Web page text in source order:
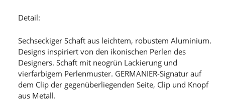
Detail:
Sechseckiger Schaft aus leichtem, robustem Aluminium.
Designs inspiriert von den ikonischen Perlen des
Designers. Schaft mit neogrün Lackierung und
vierfarbigem Perlenmuster. GERMANIER-Signatur auf
dem Clip der gegenüberliegenden Seite, Clip und Knopf
aus Metall.